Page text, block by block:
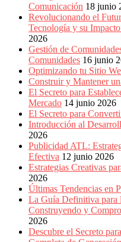
Comunicación 18 junio
Revolucionando el
Tecnología y su
2026
Gestión de
Comunidades 16 junio
Optimizando tu Sitio
Construir y Mantener
El Secreto para
Mercado 14 junio 2026
El Secreto para
Introducción al
2026
Publicidad ATL:
Efectiva 12 junio 2026
Estrategias Creativas
2026
Últimas Tendencias en
La Guía Definitiva para
Construyendo y
2026
Descubre el Secreto